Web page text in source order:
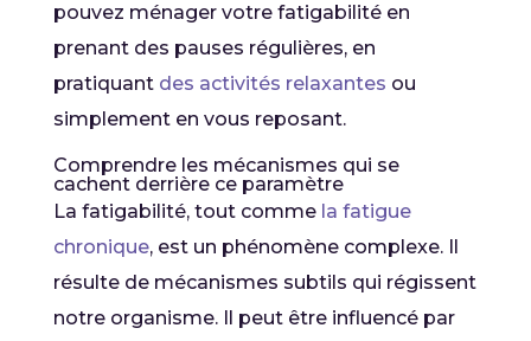
pouvez ménager votre fatigabilité en
prenant des pauses régulières, en
pratiquant des activités relaxantes ou
simplement en vous reposant.
Comprendre les mécanismes qui se
cachent derrière ce paramètre
La fatigabilité, tout commela fatigue
chronique, est un phénomène complexe. Il
résulte de mécanismes subtils qui régissent
notre organisme. Il peut être influencé par